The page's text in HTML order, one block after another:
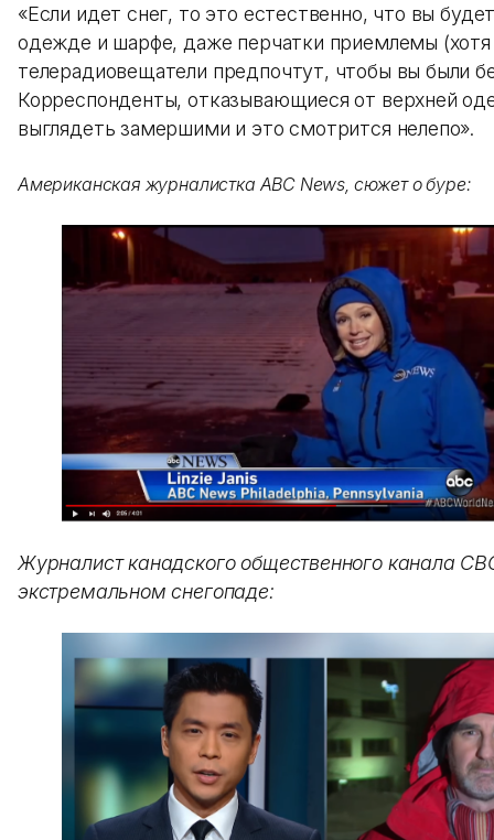
«Если идет снег, то это естественно, что вы
одежде и шарфе, даже перчатки приемлемы (хотя
телерадиовещатели предпочтут, чтобы вы были
Корреспонденты, отказывающиеся от верхней
выглядеть замершими и это смотрится нелепо».
Американская журналистка ABC News, сюжет о буре:
Журналист канадского общественного канала
экстремальном снегопаде: